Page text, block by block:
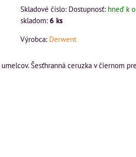
Skladové číslo: Dostupnosť: hneď k
skladom: 6 ks
Výrobca: Derwent
Šesťhranná ceruzka v čiernom